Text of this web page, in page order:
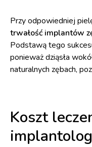
Przy odpowiedniej
trwałość implantów
Podstawą tego
ponieważ dziąsła
naturalnych zębach,
Koszt